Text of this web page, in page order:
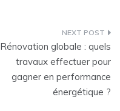
Rénovation globale : quels
travaux effectuer pour
gagner en performance
énergétique ?